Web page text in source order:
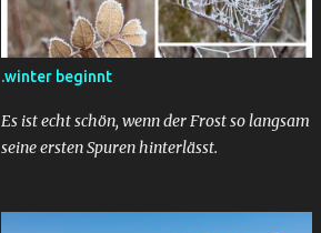
.winter beginnt
Es ist echt schön, wenn der Frost so langsam
seine ersten Spuren hinterlässt.